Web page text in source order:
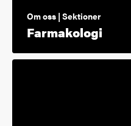
Om oss | Sektioner
Farmakologi